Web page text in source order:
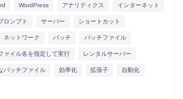
WordPress アナリティクス インターネット
ロンプト サーバー ショートカット
ネットワーク バッチ バッチファイル
ァイル名を指定して実行 レンタルサーバー
バッチファイル 効率化 拡張子 自動化